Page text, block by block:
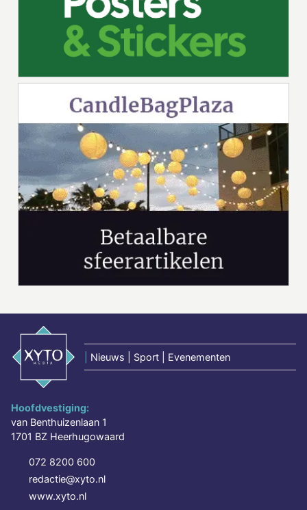
Nieuws | Sport | Evenementen
Hoofdvestiging:
van Benthuizenlaan 1
1701 BZ Heerhugowaard
072 8200 600
redactie@xyto.nl
www.xyto.nl